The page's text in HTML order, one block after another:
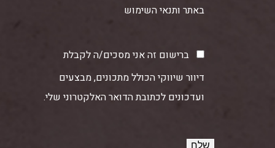
באתר ותנאי השימוש
ברישום זה אני מסכים/ה לקבלת
דיוור שיווקי הכולל מתכונים, מבצעים
ועדכונים לכתובת הדואר האלקטרוני שלי.